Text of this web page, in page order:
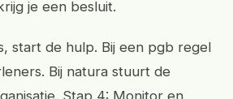
je een besluit.
start de hulp. Bij een pgb regel
Bij natura stuurt de
Stap 4: Monitor en